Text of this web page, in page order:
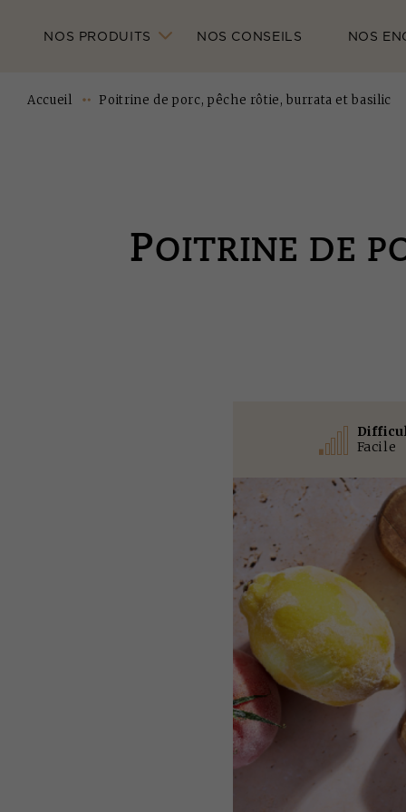
NOS PRODUITS NOS CONSEILS NOS
Accueil Poitrine de porc, pêche rôtie, burrata et basilic
POITRINE DE
Facile